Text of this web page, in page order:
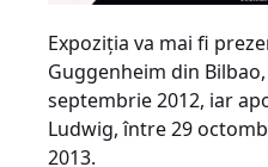
Expoziţia va mai fi
Guggenheim din
septembrie 2012, iar
Ludwig, între 29
2013.